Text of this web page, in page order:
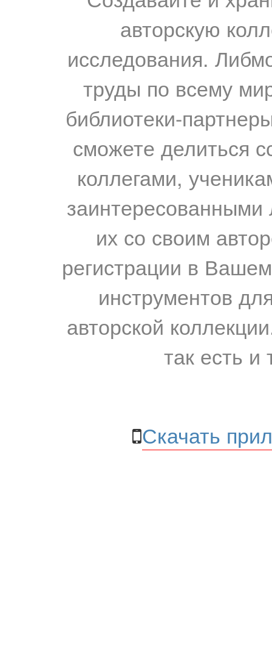
авторскую
исследования.
труды по всему
библиотеки-
сможете делиться
коллегами,
их со своим
регистрации в
инструментов
авторской
так есть и
Скачать